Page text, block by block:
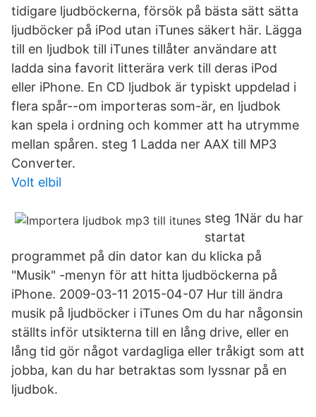
tidigare ljudböckerna, försök på bästa sätt sätta
ljudböcker på iPod utan iTunes säkert här. Lägga
till en ljudbok till iTunes tillåter användare att
ladda sina favorit litterära verk till deras iPod
eller iPhone. En CD ljudbok är typiskt uppdelad i
flera spår--om importeras som-är, en ljudbok
kan spela i ordning och kommer att ha utrymme
mellan spåren. steg 1 Ladda ner AAX till MP3
Converter.
Volt elbil
steg 1När du har
startat
programmet på din dator kan du klicka på
"Musik" -menyn för att hitta ljudböckerna på
iPhone. 2009-03-11 2015-04-07 Hur till ändra
musik på ljudböcker i iTunes Om du har någonsin
ställts inför utsikterna till en lång drive, eller en
lång tid gör något vardagliga eller tråkigt som att
jobba, kan du har betraktas som lyssnar på en
ljudbok.